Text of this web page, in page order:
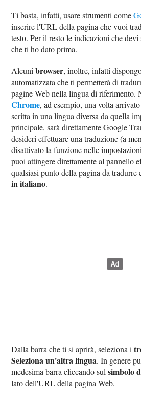
Ti basta, infatti, usare strumenti come
inserire l'URL della pagina che vuoi
testo. Per il resto le indicazioni che devi
che ti ho dato prima.
Alcunibrowser, inoltre, infatti
automatizzata che ti permetterà di
pagine Web nella lingua di riferimento.
Chrome, ad esempio, una volta
scritta in una lingua diversa da quella
principale, sarà direttamente Google
desideri effettuare una traduzione (a
disattivato la funzione nelle
puoi attingere direttamente al pannello
qualsiasi punto della pagina da tradurre
in italiano.
Dalla barra che ti si aprirà, seleziona i
Seleziona un'altra lingua. In genere
medesima barra cliccando sulsimbolo
lato dell'URL della pagina Web.